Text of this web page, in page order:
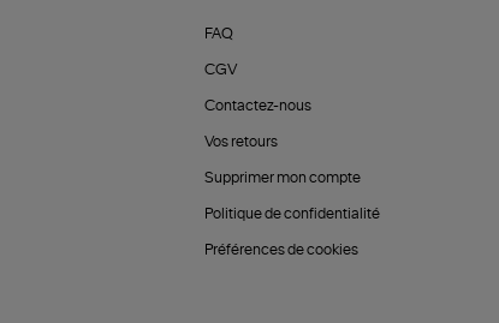
FAQ
CGV
Contactez-nous
Vos retours
Supprimer mon compte
Politique de confidentialité
Préférences de cookies